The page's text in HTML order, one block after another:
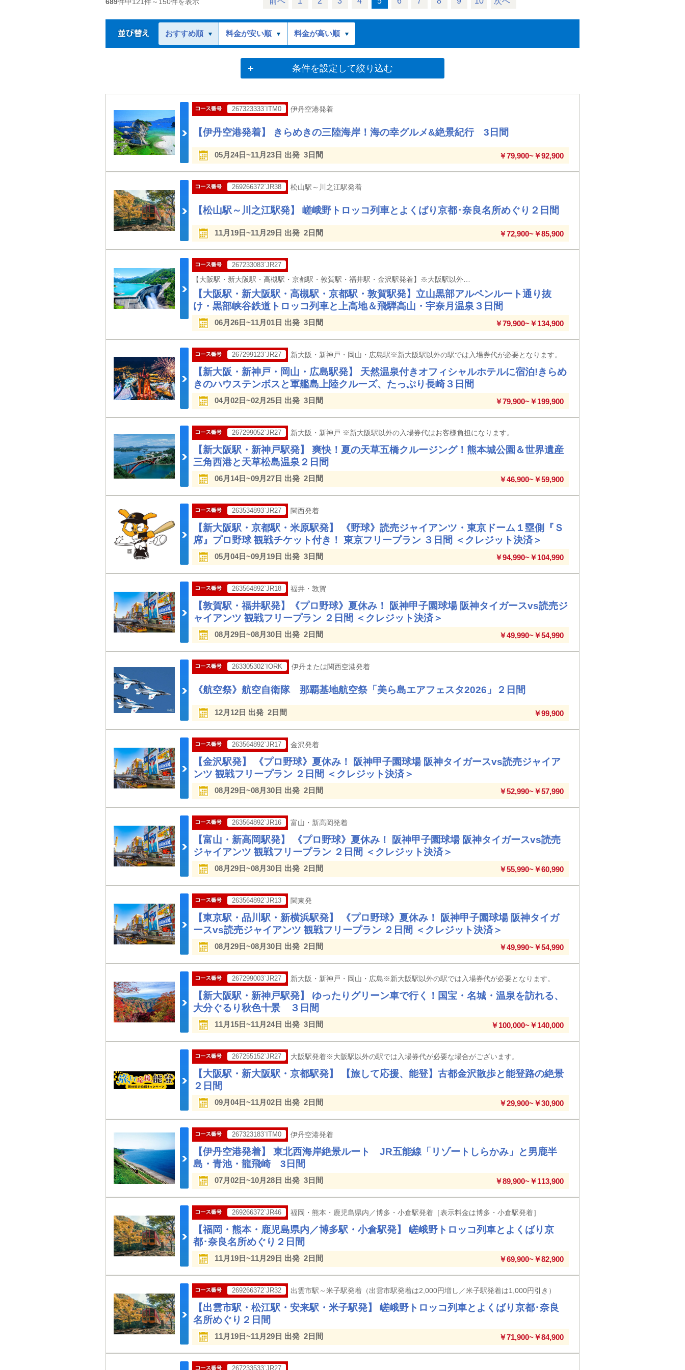
おすすめ順 料金が安い順 料金が高い順
条件を設定して絞り込む
267323333`ITM0 伊丹空港発着
【伊丹空港発着】 きらめきの三陸海岸！海の幸グルメ&絶景紀行 3日間
05月24日~11月23日 出発 3日間 ￥79,900~￥92,900
269266372`JR38 松山駅～川之江駅発着
【松山駅～川之江駅発】 嵯峨野トロッコ列車とよくばり京都･奈良名所めぐり２日間
11月19日~11月29日 出発 2日間 ￥72,900~￥85,900
267233083`JR27
【大阪駅・新大阪駅・高槻駅・京都駅・敦賀駅発】立山黒部アルペンルート通り抜
け・黒部峡谷鉄道トロッコ列車と上高地＆飛騨高山・宇奈月温泉３日間
06月26日~11月01日 出発 3日間 ￥79,900~￥134,900
267299123`JR27 新大阪・新神戸・岡山・広島駅※新大阪駅以外の駅では入場券代が必要となります。
【新大阪・新神戸・岡山・広島駅発】 天然温泉付きオフィシャルホテルに宿泊!きらめ
きのハウステンボスと軍艦島上陸クルーズ、たっぷり長崎３日間
04月02日~02月25日 出発 3日間 ￥79,900~￥199,900
267299052`JR27 新大阪・新神戸 ※新大阪駅以外の入場券代はお客様負担になります。
【新大阪駅・新神戸駅発】 爽快！夏の天草五橋クルージング！熊本城公園＆世界遺産
三角西港と天草松島温泉２日間
06月14日~09月27日 出発 2日間 ￥46,900~￥59,900
263534893`JR27 関西発着
【新大阪駅・京都駅・米原駅発】 《野球》読売ジャイアンツ・東京ドーム１塁側『Ｓ
席』プロ野球 観戦チケット付き！ 東京フリープラン ３日間 ＜クレジット決済＞
05月04日~09月19日 出発 3日間 ￥94,990~￥104,990
263564892`JR18 福井・敦賀
【敦賀駅・福井駅発】《プロ野球》夏休み！ 阪神甲子園球場 阪神タイガースvs読売ジ
ャイアンツ 観戦フリープラン ２日間 ＜クレジット決済＞
08月29日~08月30日 出発 2日間 ￥49,990~￥54,990
263305302`IORK 伊丹または関西空港発着
《航空祭》航空自衛隊 那覇基地航空祭「美ら島エアフェスタ2026」２日間
12月12日 出発 2日間 ￥99,900
263564892`JR17 金沢発着
【金沢駅発】 《プロ野球》夏休み！ 阪神甲子園球場 阪神タイガースvs読売ジャイア
ンツ 観戦フリープラン ２日間 ＜クレジット決済＞
08月29日~08月30日 出発 2日間 ￥52,990~￥57,990
263564892`JR16 富山・新高岡発着
【富山・新高岡駅発】 《プロ野球》夏休み！ 阪神甲子園球場 阪神タイガースvs読売
ジャイアンツ 観戦フリープラン ２日間 ＜クレジット決済＞
08月29日~08月30日 出発 2日間 ￥55,990~￥60,990
263564892`JR13 関東発
【東京駅・品川駅・新横浜駅発】 《プロ野球》夏休み！ 阪神甲子園球場 阪神タイガ
ースvs読売ジャイアンツ 観戦フリープラン ２日間 ＜クレジット決済＞
08月29日~08月30日 出発 2日間 ￥49,990~￥54,990
267299003`JR27 新大阪・新神戸・岡山・広島※新大阪駅以外の駅では入場券代が必要となります。
【新大阪駅・新神戸駅発】 ゆったりグリーン車で行く！国宝・名城・温泉を訪れる、
大分ぐるり秋色十景 ３日間
11月15日~11月24日 出発 3日間 ￥100,000~￥140,000
267255152`JR27 大阪駅発着※大阪駅以外の駅では入場券代が必要な場合がございます。
【大阪駅・新大阪駅・京都駅発】 【旅して応援、能登】古都金沢散歩と能登路の絶景
２日間
09月04日~11月02日 出発 2日間 ￥29,900~￥30,900
267323183`ITM0 伊丹空港発着
【伊丹空港発着】 東北西海岸絶景ルート JR五能線「リゾートしらかみ」と男鹿半
島・青池・龍飛崎 3日間
07月02日~10月28日 出発 3日間 ￥89,900~￥113,900
269266372`JR46 福岡・熊本・鹿児島県内／博多・小倉駅発着［表示料金は博多・小倉駅発着］
【福岡・熊本・鹿児島県内／博多駅・小倉駅発】 嵯峨野トロッコ列車とよくばり京
都･奈良名所めぐり２日間
11月19日~11月29日 出発 2日間 ￥69,900~￥82,900
269266372`JR32 出雲市駅～米子駅発着（出雲市駅発着は2,000円増し／米子駅発着は1,000円引き）
【出雲市駅・松江駅・安来駅・米子駅発】 嵯峨野トロッコ列車とよくばり京都･奈良
名所めぐり２日間
11月19日~11月29日 出発 2日間 ￥71,900~￥84,900
267233533`JR27